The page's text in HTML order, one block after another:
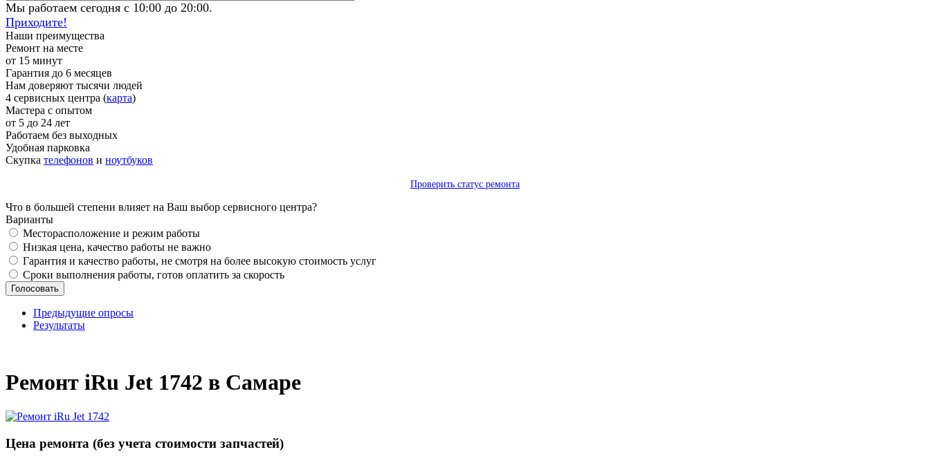
Мы работаем сегодня с 10:00 до 20:00.
Приходите!
Наши преимущества
Ремонт на месте
от 15 минут
Гарантия до 6 месяцев
Нам доверяют тысячи людей
4 сервисных центра (карта)
Мастера с опытом
от 5 до 24 лет
Работаем без выходных
Удобная парковка
Скупка телефонов и ноутбуков
Проверить статус ремонта
Что в большей степени влияет на Ваш выбор сервисного центра?
Варианты
Месторасположение и режим работы
Низкая цена, качество работы не важно
Гарантия и качество работы, не смотря на более высокую стоимость услуг
Сроки выполнения работы, готов оплатить за скорость
Предыдущие опросы
Результаты
Ремонт iRu Jet 1742 в Самаре
Цена ремонта (без учета стоимости запчастей)